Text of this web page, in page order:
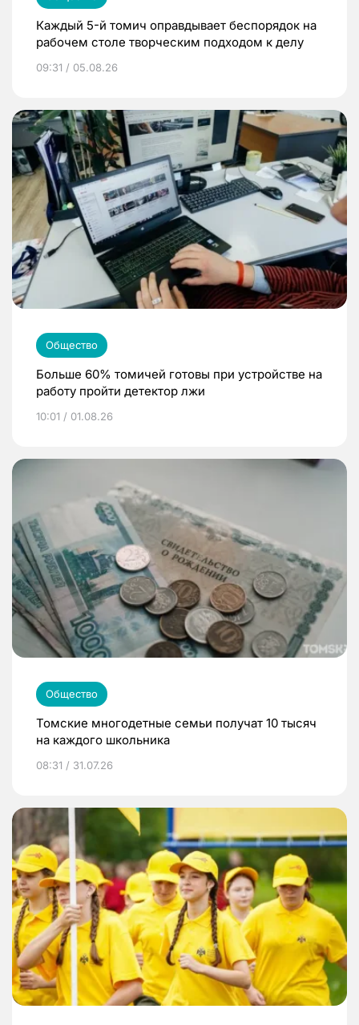
Каждый 5-й томич оправдывает беспорядок на
рабочем столе творческим подходом к делу
09:31 / 05.08.26
Общество
Больше 60% томичей готовы при устройстве на
работу пройти детектор лжи
10:01 / 01.08.26
Общество
Томские многодетные семьи получат 10 тысяч
на каждого школьника
08:31 / 31.07.26